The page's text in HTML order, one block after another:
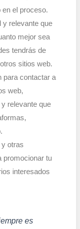
en el proceso.
y relevante que
mejor sea
tendrás de
sitios web.
para contactar a
web,
relevante que
otras
promocionar tu
interesados
es